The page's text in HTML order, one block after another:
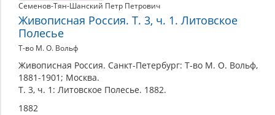
Семенов-Тян-Шанский Петр Петрович
Живописная Россия. Т. 3, ч. 1. Литовское
Полесье
Т-во М. О. Вольф
Живописная Россия. Санкт-Петербург: Т-во М. О. Вольф,
1881-1901; Москва.
Т. 3, ч. 1: Литовское Полесье. 1882.
1882